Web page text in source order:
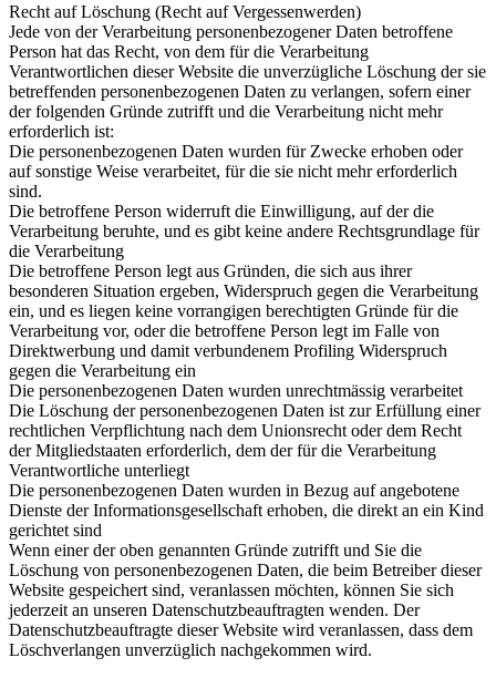
Recht auf Löschung (Recht auf Vergessenwerden)
Jede von der Verarbeitung personenbezogener Daten betroffene
Person hat das Recht, von dem für die Verarbeitung
Verantwortlichen dieser Website die unverzügliche Löschung der sie
betreffenden personenbezogenen Daten zu verlangen, sofern einer
der folgenden Gründe zutrifft und die Verarbeitung nicht mehr
erforderlich ist:
Die personenbezogenen Daten wurden für Zwecke erhoben oder
auf sonstige Weise verarbeitet, für die sie nicht mehr erforderlich
sind.
Die betroffene Person widerruft die Einwilligung, auf der die
Verarbeitung beruhte, und es gibt keine andere Rechtsgrundlage für
die Verarbeitung
Die betroffene Person legt aus Gründen, die sich aus ihrer
besonderen Situation ergeben, Widerspruch gegen die Verarbeitung
ein, und es liegen keine vorrangigen berechtigten Gründe für die
Verarbeitung vor, oder die betroffene Person legt im Falle von
Direktwerbung und damit verbundenem Profiling Widerspruch
gegen die Verarbeitung ein
Die personenbezogenen Daten wurden unrechtmässig verarbeitet
Die Löschung der personenbezogenen Daten ist zur Erfüllung einer
rechtlichen Verpflichtung nach dem Unionsrecht oder dem Recht
der Mitgliedstaaten erforderlich, dem der für die Verarbeitung
Verantwortliche unterliegt
Die personenbezogenen Daten wurden in Bezug auf angebotene
Dienste der Informationsgesellschaft erhoben, die direkt an ein Kind
gerichtet sind
Wenn einer der oben genannten Gründe zutrifft und Sie die
Löschung von personenbezogenen Daten, die beim Betreiber dieser
Website gespeichert sind, veranlassen möchten, können Sie sich
jederzeit an unseren Datenschutzbeauftragten wenden. Der
Datenschutzbeauftragte dieser Website wird veranlassen, dass dem
Löschverlangen unverzüglich nachgekommen wird.